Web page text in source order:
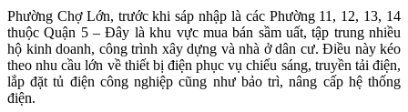
Phường Chợ Lớn, trước khi sáp nhập là các Phường 11, 12, 13, 14
thuộc Quận 5 – Đây là khu vực mua bán sầm uất, tập trung nhiều
hộ kinh doanh, công trình xây dựng và nhà ở dân cư. Điều này kéo
theo nhu cầu lớn về thiết bị điện phục vụ chiếu sáng, truyền tải điện,
lắp đặt tủ điện công nghiệp cũng như bảo trì, nâng cấp hệ thống
điện.